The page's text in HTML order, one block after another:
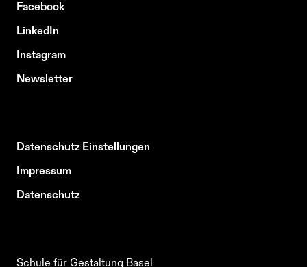
Facebook
LinkedIn
Instagram
Newsletter
Datenschutz Einstellungen
Impressum
Datenschutz
Schule für Gestaltung Basel